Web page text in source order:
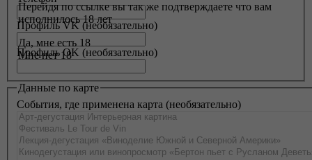
Профиль VK (необязательно)
Профиль OK (необязательно)
Данные по карте
События, где применена карта (необязательно)
Перейдя по ссылке вы так же подтверждаете что вам
исполнилось 18 лет
Да, мне есть 18
Мне нет 18